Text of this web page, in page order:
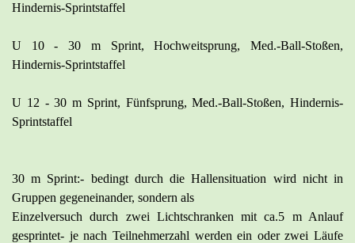
Hindernis-Sprintstaffel
U 10 - 30 m Sprint, Hochweitsprung, Med.-Ball-Stoßen,
Hindernis-Sprintstaffel
U 12 - 30 m Sprint, Fünfsprung, Med.-Ball-Stoßen, Hindernis-
Sprintstaffel
30 m Sprint:- bedingt durch die Hallensituation wird nicht in
Gruppen gegeneinander, sondern als
Einzelversuch durch zwei Lichtschranken mit ca.5 m Anlauf
gesprintet- je nach Teilnehmerzahl werden ein oder zwei Läufe